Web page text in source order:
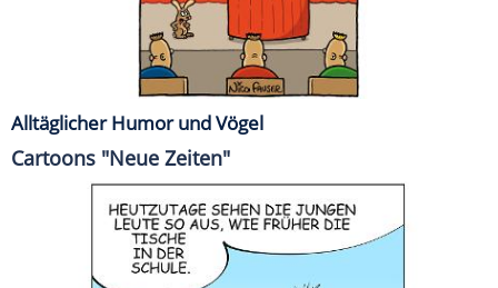
Alltäglicher Humor und Vögel
Cartoons "Neue Zeiten"